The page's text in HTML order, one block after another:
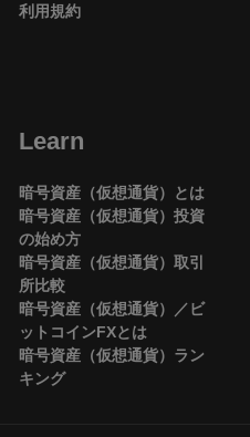
利用規約
Learn
暗号資産（仮想通貨）とは
暗号資産（仮想通貨）投資
の始め方
暗号資産（仮想通貨）取引
所比較
暗号資産（仮想通貨）／ビ
ットコインFXとは
暗号資産（仮想通貨）ラン
キング